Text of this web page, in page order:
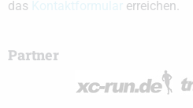
das
erreichen.
Partner